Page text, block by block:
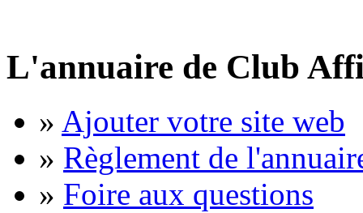
L'annuaire de Club
» Ajouter votre site web
» Règlement de
» Foire aux questions